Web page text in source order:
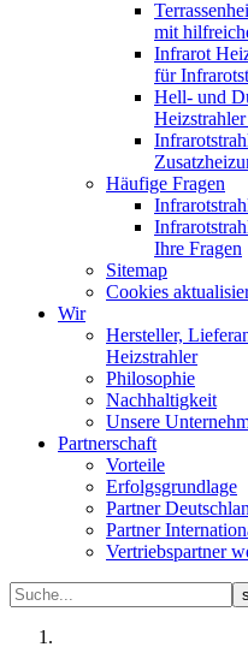
mit
Infrarot
für
Hell- und
Häufige Fragen
Ihre Fragen
Sitemap
Cookies
Wir
Hersteller,
Heizstrahler
Philosophie
Nachhaltigkeit
Unsere
Partnerschaft
Vorteile
Erfolgsgrundlage
Partner
Partner
Vertriebspartner